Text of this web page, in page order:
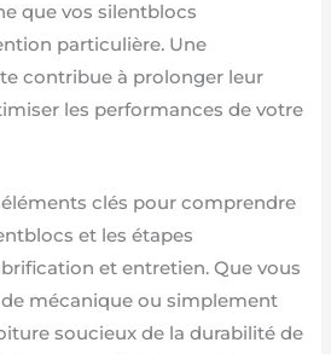
que vos silentblocs
particulière. Une
contribue à prolonger leur
les performances de votre
clés pour comprendre
et les étapes
et entretien. Que vous
mécanique ou simplement
soucieux de la durabilité de